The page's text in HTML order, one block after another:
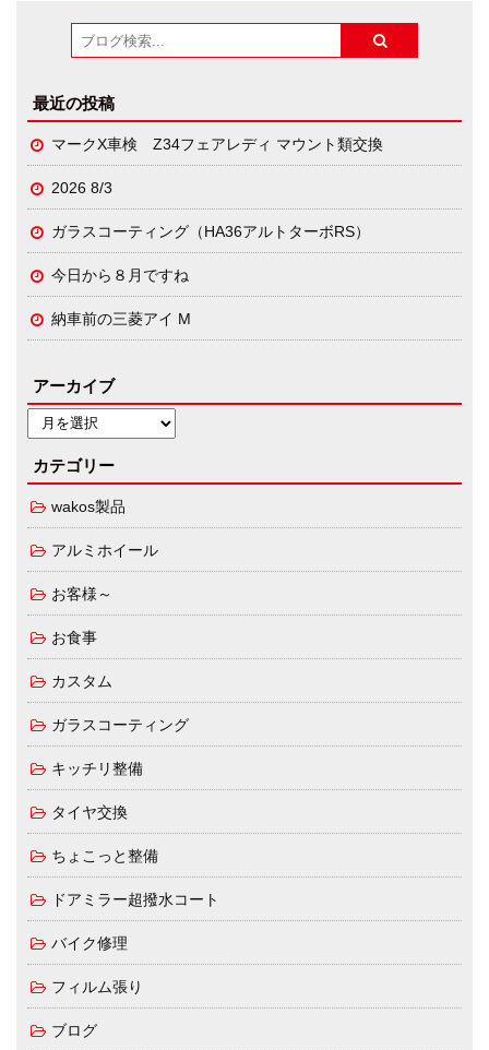
最近の投稿
マークX車検 Z34フェアレディ マウント類交換
2026 8/3
ガラスコーティング（HA36アルトターボRS）
今日から８月ですね
納車前の三菱アイ M
アーカイブ
カテゴリー
wakos製品
アルミホイール
お客様～
お食事
カスタム
ガラスコーティング
キッチリ整備
タイヤ交換
ちょこっと整備
ドアミラー超撥水コート
バイク修理
フィルム張り
ブログ